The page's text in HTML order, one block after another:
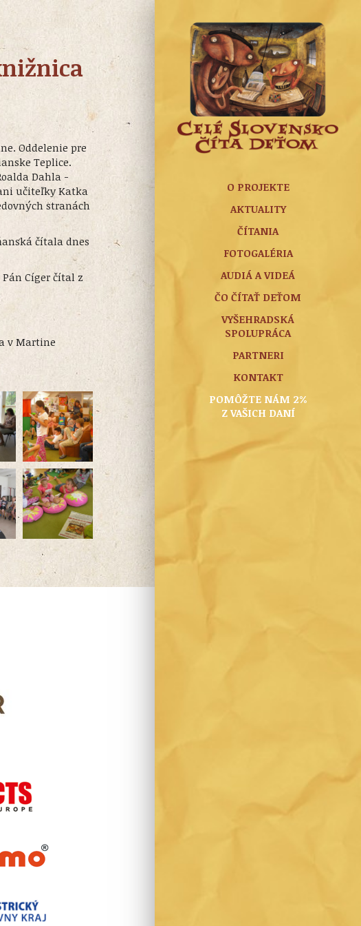
O PROJEKTE
AKTUALITY
ČÍTANIA
FOTOGALÉRIA
AUDIÁ A VIDEÁ
ČO ČÍTAŤ DEŤOM
VYŠEHRADSKÁ
SPOLUPRÁCA
PARTNERI
KONTAKT
POMÔŽTE NÁM 2%
Z VAŠICH DANÍ
Oddelenie pre
Teplice.
Dahla -
učiteľky Katka
stranách
čítala dnes
Cíger čítal z
v Martine